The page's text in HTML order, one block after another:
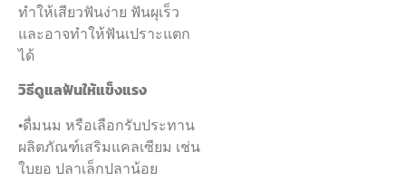
ทำให้เสียวฟันง่าย ฟันผุเร็ว
และอาจทำให้ฟันเปราะแตก
ได้
วิธีดูแลฟันให้แข็งแรง
•ดื่มนม หรือเลือกรับประทาน
ผลิตภัณฑ์เสริมแคลเซียม เช่น
ใบยอ ปลาเล็กปลาน้อย